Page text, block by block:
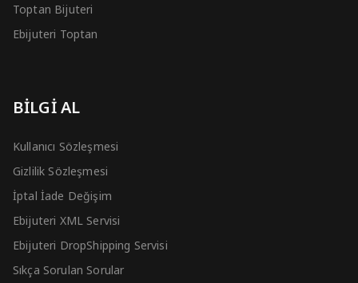
Toptan Bijuteri
Ebijuteri Toptan
BİLGİ AL
Kullanıcı Sözleşmesi
Gizlilik Sözleşmesi
İptal İade Değişim
Ebijuteri XML Servisi
Ebijuteri DropShipping Servisi
Sıkça Sorulan Sorular